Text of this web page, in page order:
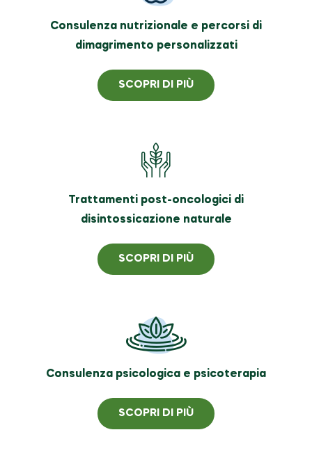
Consulenza nutrizionale e percorsi di
dimagrimento personalizzati
SCOPRI DI PIÙ
Trattamenti post-oncologici di
disintossicazione naturale
SCOPRI DI PIÙ
Consulenza psicologica e psicoterapia
SCOPRI DI PIÙ